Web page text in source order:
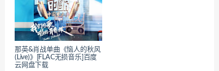
那英&肖战单曲《恼人的秋风
(Live)》[FLAC无损音乐]百度
云网盘下载